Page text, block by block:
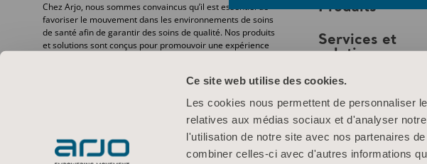
Ce site web utilise des cookies.
Les cookies nous permettent de personnaliser
relatives aux médias sociaux et d'analyser
l'utilisation de notre site avec nos partenaires
combiner celles-ci avec d'autres informations
Chez Arjo, nous sommes convaincus qu’il est essentiel de
favoriser le mouvement dans les environnements de soins
de santé afin de garantir des soins de qualité. Nos produits
et solutions sont conçus pour promouvoir une expérience
désinfection, le diagnostic et la prévention des escarres ainsi
que la thromboembolie veineuse. Avec plus de
6 500 personnes dans le monde et 65 ans d’expérience en
matière de besoins des patients et des professionnels de la
santé, nous nous engageons à améliorer la vie des
personnes confrontées à des problèmes de mobilité.
Produits
Services et
solutions
Connaissances
À propos d’Arjo
Contactez-